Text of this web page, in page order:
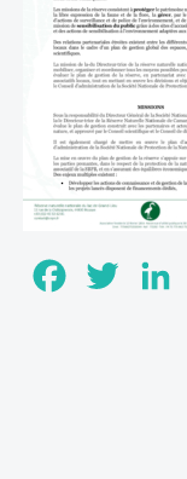
FacebookTwitter